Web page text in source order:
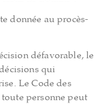
donnée au procès-
défavorable, le
qui
Le Code des
personne peut